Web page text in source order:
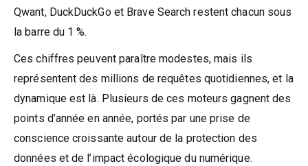
Qwant, DuckDuckGo et Brave Search restent chacun sous
la barre du 1 %.
Ces chiffres peuvent paraître modestes, mais ils
représentent des millions de requêtes quotidiennes, et la
dynamique est là. Plusieurs de ces moteurs gagnent des
points d’année en année, portés par une prise de
conscience croissante autour de la protection des
données et de l’impact écologique du numérique.